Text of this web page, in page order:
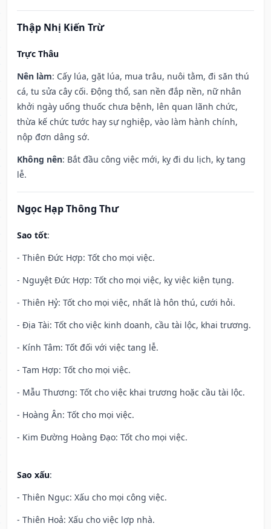
Thập Nhị Kiến Trừ
Trực Thâu
Nên làm: Cấy lúa, gặt lúa, mua trâu, nuôi tằm, đi săn thú
cá, tu sửa cây cối. Động thổ, san nền đắp nền, nữ nhân
khởi ngày uống thuốc chưa bệnh, lên quan lãnh chức,
thừa kế chức tước hay sự nghiệp, vào làm hành chính,
nộp đơn dâng sớ.
Không nên: Bắt đầu công việc mới, kỵ đi du lịch, kỵ tang
lễ.
Ngọc Hạp Thông Thư
Sao tốt:
- Thiên Đức Hợp: Tốt cho mọi việc.
- Nguyệt Đức Hợp: Tốt cho mọi việc, kỵ việc kiện tụng.
- Thiên Hỷ: Tốt cho mọi việc, nhất là hôn thú, cưới hỏi.
- Địa Tài: Tốt cho việc kinh doanh, cầu tài lộc, khai trương.
- Kính Tâm: Tốt đối với việc tang lễ.
- Tam Hợp: Tốt cho mọi việc.
- Mẫu Thương: Tốt cho việc khai trương hoặc cầu tài lộc.
- Hoàng Ân: Tốt cho mọi việc.
- Kim Đường Hoàng Đạo: Tốt cho mọi việc.
Sao xấu:
- Thiên Ngục: Xấu cho mọi công việc.
- Thiên Hoả: Xấu cho việc lợp nhà.